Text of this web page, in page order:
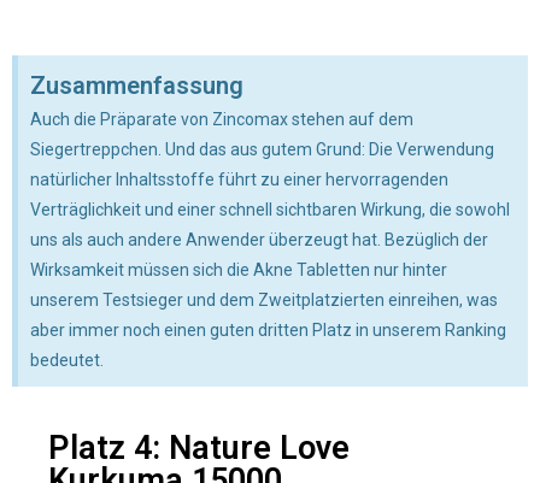
Zusammenfassung
Auch die Präparate von Zincomax stehen auf dem
Siegertreppchen. Und das aus gutem Grund: Die Verwendung
natürlicher Inhaltsstoffe führt zu einer hervorragenden
Verträglichkeit und einer schnell sichtbaren Wirkung, die sowohl
uns als auch andere Anwender überzeugt hat. Bezüglich der
Wirksamkeit müssen sich die Akne Tabletten nur hinter
unserem Testsieger und dem Zweitplatzierten einreihen, was
aber immer noch einen guten dritten Platz in unserem Ranking
bedeutet.
Platz 4: Nature Love